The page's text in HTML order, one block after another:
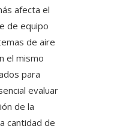
afecta el
de equipo
de aire
el mismo
para
evaluar
de la
cantidad de